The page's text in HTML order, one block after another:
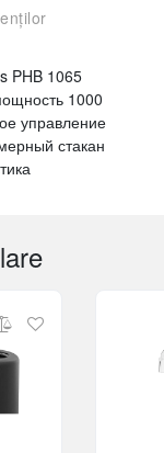
PHB 1065
1000
управление
стакан